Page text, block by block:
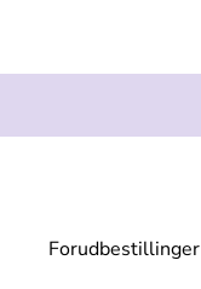
Forudbestillinger